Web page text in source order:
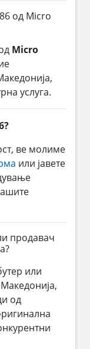
од Micro
Micro
услуга.
ве молиме
или јавете
продавач
или
од